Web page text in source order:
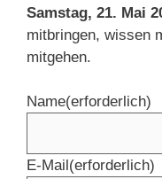
Samstag, 21. Mai
mitbringen, wissen
mitgehen.
Name(erforderlich)
E-Mail(erforderlich)